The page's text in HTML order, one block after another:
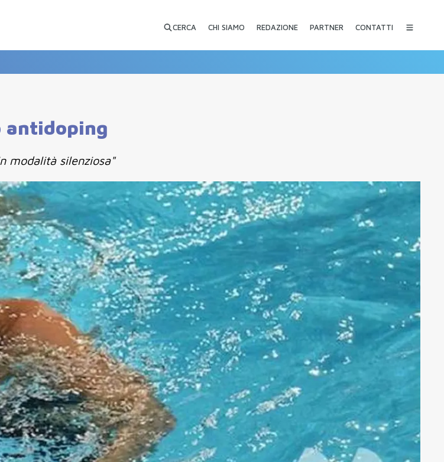
CERCA CHI SIAMO REDAZIONE PARTNER CONTATTI
antidoping
modalità silenziosa"